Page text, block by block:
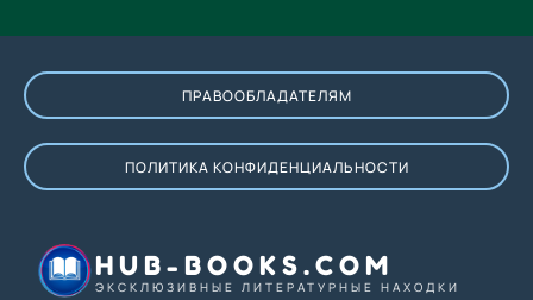
ПРАВООБЛАДАТЕЛЯМ
ПОЛИТИКА КОНФИДЕНЦИАЛЬНОСТИ
HUB-BOOKS.COM
ЭКСКЛЮЗИВНЫЕ ЛИТЕРАТУРНЫЕ НАХОДКИ